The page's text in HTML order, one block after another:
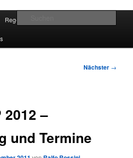
Regelkunde
Nächster →
2012 –
und Termine